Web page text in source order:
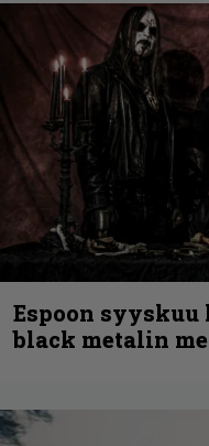
Espoon
black metalin